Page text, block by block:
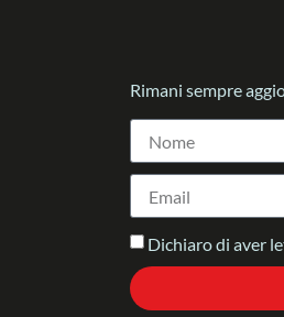
Rimani sempre
Dichiaro di aver